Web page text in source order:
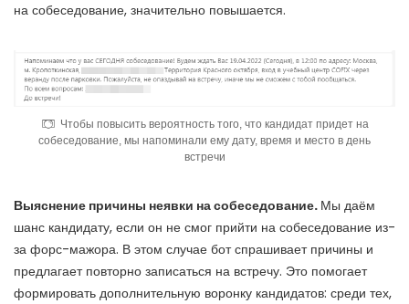
на собеседование, значительно повышается.
Чтобы повысить вероятность того, что кандидат придет на
собеседование, мы напоминали ему дату, время и место в день
встречи
Выяснение причины неявки на собеседование. Мы даём
шанс кандидату, если он не смог прийти на собеседование из-
за форс-мажора. В этом случае бот спрашивает причины и
предлагает повторно записаться на встречу. Это помогает
формировать дополнительную воронку кандидатов: среди тех,